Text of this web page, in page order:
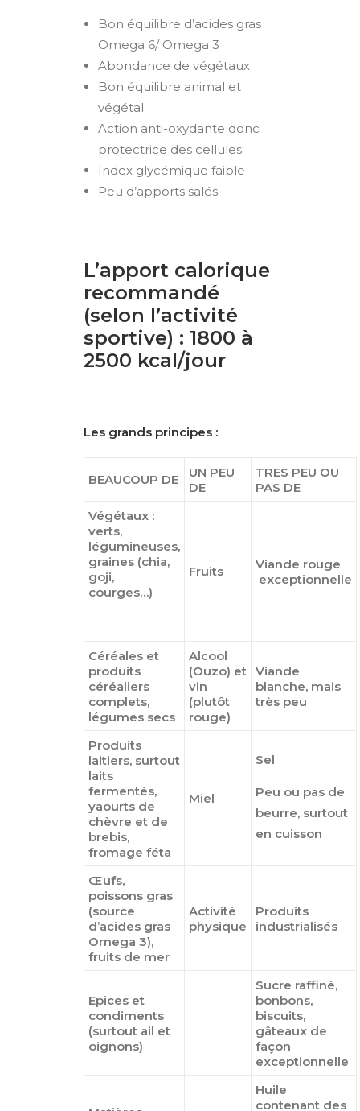
Bon équilibre d’acides gras
Omega 6/ Omega 3
Abondance de végétaux
Bon équilibre animal et
végétal
Action anti-oxydante donc
protectrice des cellules
Index glycémique faible
Peu d’apports salés
L’apport calorique
recommandé
(selon l’activité
sportive) : 1800 à
2500 kcal/jour
Les grands principes :
BEAUCOUP DE
UN PEU
DE
TRES PEU OU
PAS DE
Végétaux :
verts,
légumineuses,
graines (chia,
goji,
courges…)
Fruits
Viande rouge
exceptionnelle
Céréales et
produits
céréaliers
complets,
légumes secs
Alcool
(Ouzo) et
vin
(plutôt
rouge)
Viande
blanche, mais
très peu
Produits
laitiers, surtout
laits
fermentés,
yaourts de
chèvre et de
brebis,
fromage féta
Miel
Sel
Peu ou pas de
beurre, surtout
en cuisson
Œufs,
poissons gras
(source
d’acides gras
Omega 3),
fruits de mer
Activité
physique
Produits
industrialisés
Epices et
condiments
(surtout ail et
oignons)
Sucre raffiné,
bonbons,
biscuits,
gâteaux de
façon
exceptionnelle
Huile
contenant des